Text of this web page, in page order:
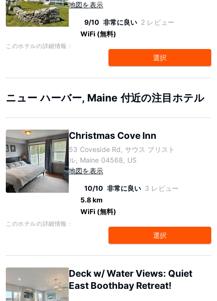
地図を表示
9/10 非常に良い 2 レビュー
WiFi (無料)
このホテルの詳細情報：
選択
ニュー ハーバー, Maine 付近の注目ホテル
Christmas Cove Inn
53 Coveside Rd, サウス ブリスト
ル, Maine 04568, US
地図を表示
10/10 非常に良い 3 レビュー
5.8 km
WiFi (無料)
このホテルの詳細情報：
選択
Deck w/ Water Views: Quiet
East Boothbay Retreat!